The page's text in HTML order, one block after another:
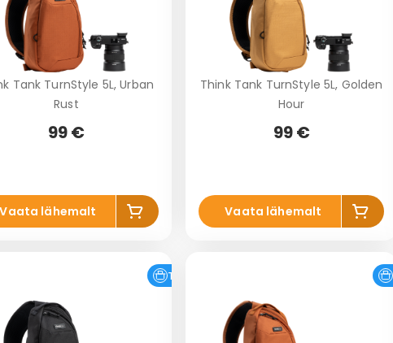
Tank TurnStyle 5L, Urban
Rust
99 €
Vaata lähemalt
Lis
a
Think Tank TurnStyle 5L, Golden
Hour
99 €
Vaata lähemalt
Lis
a
Tasuta tarne